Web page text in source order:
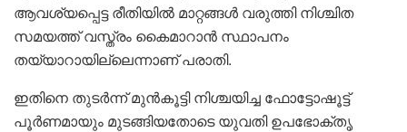
ആവശ്യപ്പെട്ട രീതിയിൽ മാറ്റങ്ങൾ വരുത്തി നിശ്ചിത
സമയത്ത് വസ്ത്രം കൈമാറാൻ സ്ഥാപനം
തയ്യാറായില്ലെന്നാണ് പരാതി.
ഇതിനെ തുടർന്ന് മുൻകൂട്ടി നിശ്ചയിച്ച ഫോട്ടോഷൂട്ട്
പൂർണമായും മുടങ്ങിയതോടെ യുവതി ഉപഭോക്തൃ